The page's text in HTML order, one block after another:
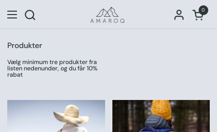
Åben
0
Åbn menuen
Produkter
Vælg minimum tre produkter fra
listen nedenunder, og du får 10%
rabat